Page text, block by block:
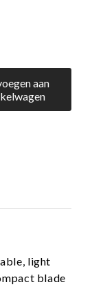
aan
light
blade